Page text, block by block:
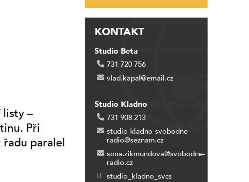
listy –
Při
paralel
KONTAKT
Studio Beta
731 720 756
vlad.kapal@email.cz
Studio Kladno
731 908 213
studio-kladno-svobodne-
radio@seznam.cz
sona.zikmundova@svobodne-
radio.cz
studio_kladno_svcs